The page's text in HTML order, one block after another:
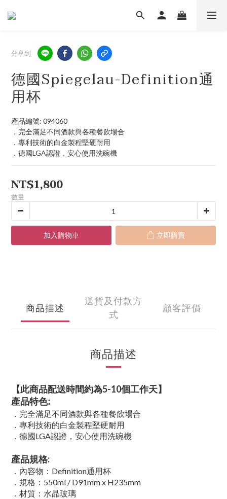
分享到
德國Spiegelau-Definition通
用杯
產品編號: 094060
．完全滿足不同酒款與各種餐飲場合
．專利技術的白金製程堅硬耐用
．德國LGA認證，安心使用洗碗機
NT$1,800
數量
加入購物車 立即購買
商品描述
送貨及付款方
式
顧客評價
商品描述
【此商品配送時間約為5-10個工作天】
產品特色:
．完全滿足不同酒款與各種餐飲場合
．專利技術的白金製程堅硬耐用
．德國LGA認證，安心使用洗碗機
產品規格:
．內容物：Definition通用杯
．規格：550ml / D91mm x H235mm
．材質：水晶玻璃